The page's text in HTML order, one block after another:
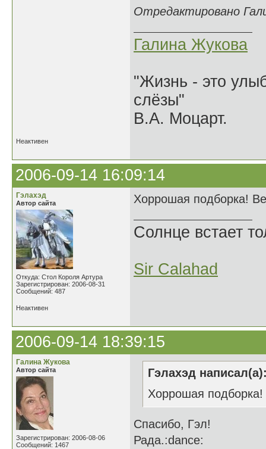
Отредактировано
Галина Жукова
"Жизнь - это
слёзы"
В.А. Моцарт.
Неактивен
2006-09-14 16:09:14
Гэлахэд
Автор сайта
Откуда: Стол Короля Артура
Зарегистрирован: 2006-08-31
Сообщений: 487
Хоррошая подборка!
Солнце встает
Sir Calahad
Неактивен
2006-09-14 18:39:15
Галина Жукова
Автор сайта
Зарегистрирован: 2006-08-06
Сообщений: 1467
Гэлахэд
Хоррошая
Спасибо, Гэл!
Рада.:dance: